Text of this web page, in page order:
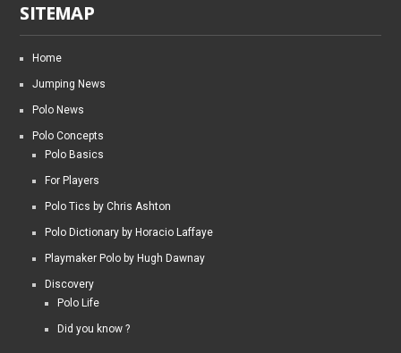
SITEMAP
Home
Jumping News
Polo News
Polo Concepts
Polo Basics
For Players
Polo Tics by Chris Ashton
Polo Dictionary by Horacio Laffaye
Playmaker Polo by Hugh Dawnay
Discovery
Polo Life
Did you know ?